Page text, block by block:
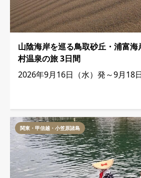
山陰海岸を巡る鳥取砂丘・浦富
村温泉の旅 3日間
2026年9月16日（水）発～9月18
関東・甲信越・小笠原諸島